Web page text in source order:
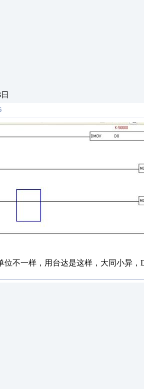
位不一样，用台达是这样，大同小异